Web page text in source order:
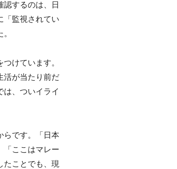
認するのは、日
「監視されてい
けています。
活が当たり前だ
は、ついイライ
らです。「日本
「ここはマレー
たことでも、現